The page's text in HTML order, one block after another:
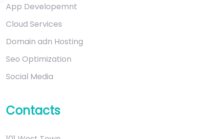
App Developemnt
Cloud Services
Domain adn Hosting
Seo Optimization
Social Media
Contacts